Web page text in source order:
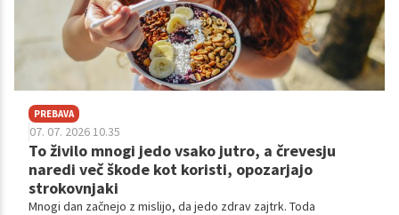
PREBAVA
07. 07. 2026 10.35
To živilo mnogi jedo vsako jutro, a črevesju
naredi več škode kot koristi, opozarjajo
strokovnjaki
Mnogi dan začnejo z mislijo, da jedo zdrav zajtrk. Toda